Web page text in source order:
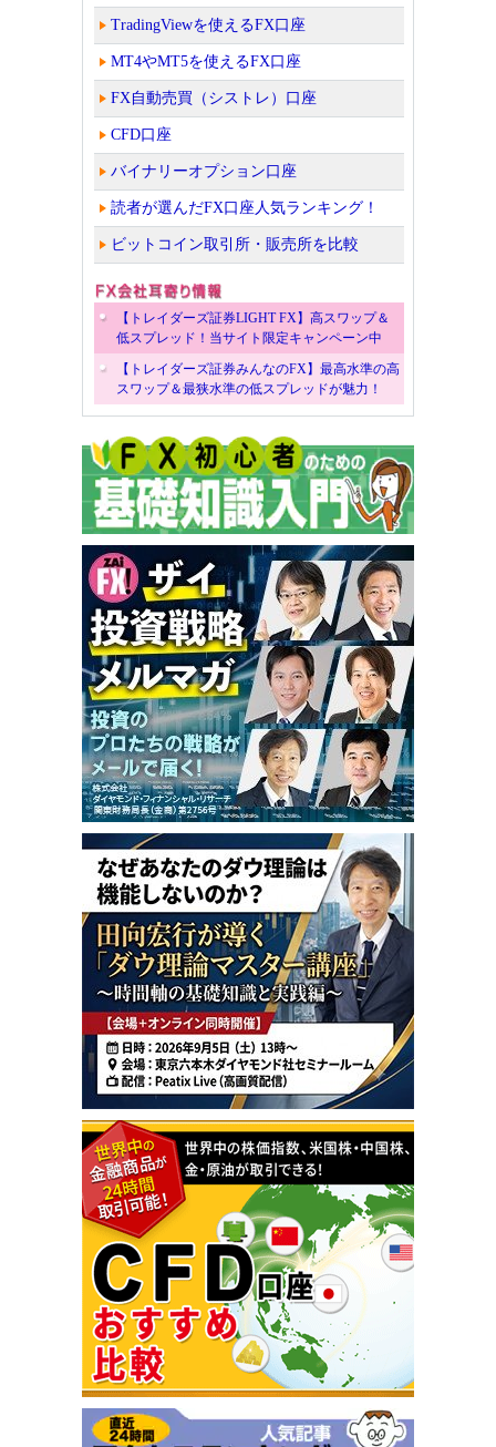
TradingViewを使えるFX口座
MT4やMT5を使えるFX口座
FX自動売買（シストレ）口座
CFD口座
バイナリーオプション口座
読者が選んだFX口座人気ランキング！
ビットコイン取引所・販売所を比較
【トレイダーズ証券LIGHT FX】高スワップ＆
低スプレッド！当サイト限定キャンペーン中
【トレイダーズ証券みんなのFX】最高水準の高
スワップ＆最狭水準の低スプレッドが魅力！